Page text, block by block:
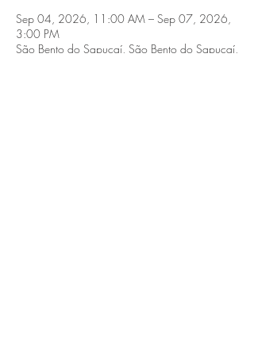
Sep 04, 2026, 11:00 AM – Sep 07, 2026,
3:00 PM
São Bento do Sapucaí, São Bento do Sapucaí,